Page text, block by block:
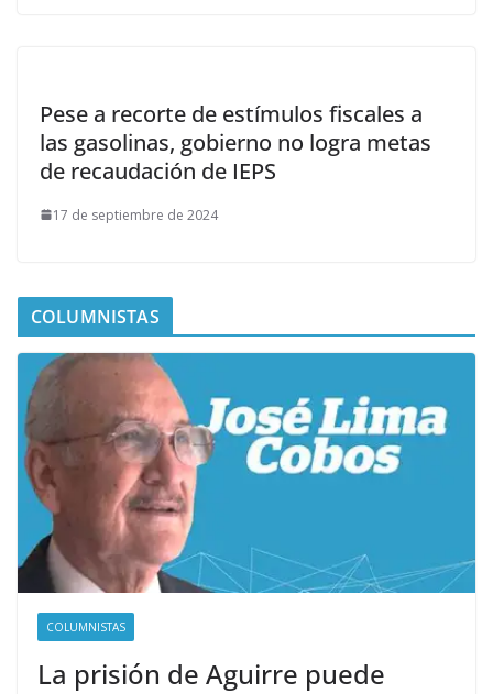
Pese a recorte de estímulos fiscales a
las gasolinas, gobierno no logra metas
de recaudación de IEPS
17 de septiembre de 2024
COLUMNISTAS
COLUMNISTAS
La prisión de Aguirre puede